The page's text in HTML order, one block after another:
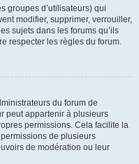
groupes d’utilisateurs) qui
modifier, supprimer, verrouiller,
sujets dans les forums qu’ils
respecter les règles du forum.
du forum de
peut appartenir à plusieurs
permissions. Cela facilite la
de plusieurs
de modération ou leur